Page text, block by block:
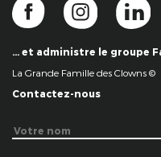
… et administre le groupe
La Grande Famille des Clowns ©
Contactez-nous